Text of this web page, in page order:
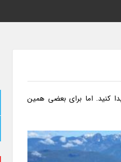
کنید. اما برای بعضی همین